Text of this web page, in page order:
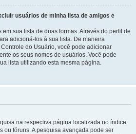
usuários de minha lista de amigos e
sua lista de duas formas. Através do perfil de
adicioná-los à sua lista. De maneira
do Usuário, você pode adicionar
os seus nomes de usuários. Você pode
lista utilizando esta mesma página.
na respectiva página localizada no índice
ou fóruns. A pesquisa avançada pode ser